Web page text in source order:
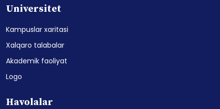
Universitet
Kampuslar xaritasi
Xalqaro talabalar
Akademik faoliyat
Logo
Havolalar